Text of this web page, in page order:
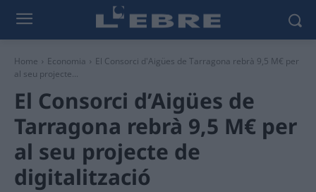
Home Economia
El Consorci d'Aigües de Tarragona rebrà 9,5 M€ per
al seu projecte...
El Consorci d’Aigües de
Tarragona rebrà 9,5 M€ per
al seu projecte de
digitalització